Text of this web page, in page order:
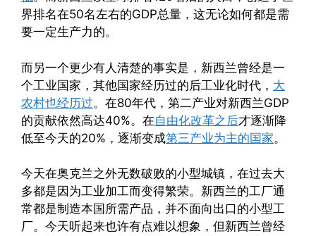
界排名在50名左右的GDP总量，这无论如何都是需
要一定生产力的。
而另一个更少有人清楚的事实是，新西兰曾经是一
个工业国家，其他国家经历过的后工业化时代， 大
农村也经历过。在80年代，第二产业对新西兰GDP
的贡献依然高达40%。在自由化改革之后才逐渐降
低至今天的20%，逐渐变成第三产业为主的国家。
今天在奥克兰之外无数破败的小型城镇，在过去大
多都是因为工业加工而变得繁荣。新西兰的工厂通
常都是制造本国所需产品，并不面向出口的小型工
厂。今天听起来也许有点难以想象，但新西兰曾经